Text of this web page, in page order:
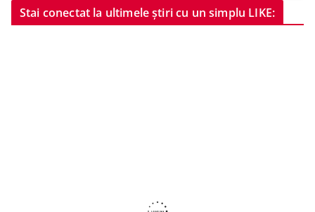
Stai conectat la ultimele știri cu un simplu LIKE: